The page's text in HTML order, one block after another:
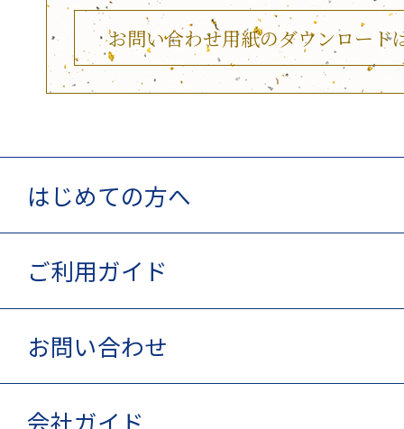
お問い合わせ用紙のダウンロード
はじめての方へ
ご利用ガイド
お問い合わせ
会社ガイド